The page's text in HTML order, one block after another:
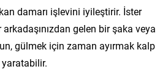
damarı işlevini iyileştirir. İster
gelen bir şaka veya
gülmek için zaman ayırmak kalp
yaratabilir.